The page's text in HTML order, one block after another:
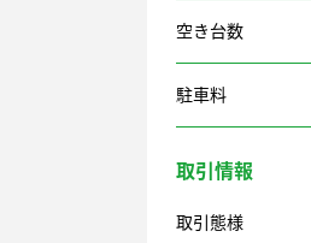
空き台数
駐車料
取引情報
取引態様